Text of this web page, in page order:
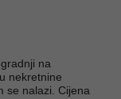
na
nekretnine
se nalazi. Cijena